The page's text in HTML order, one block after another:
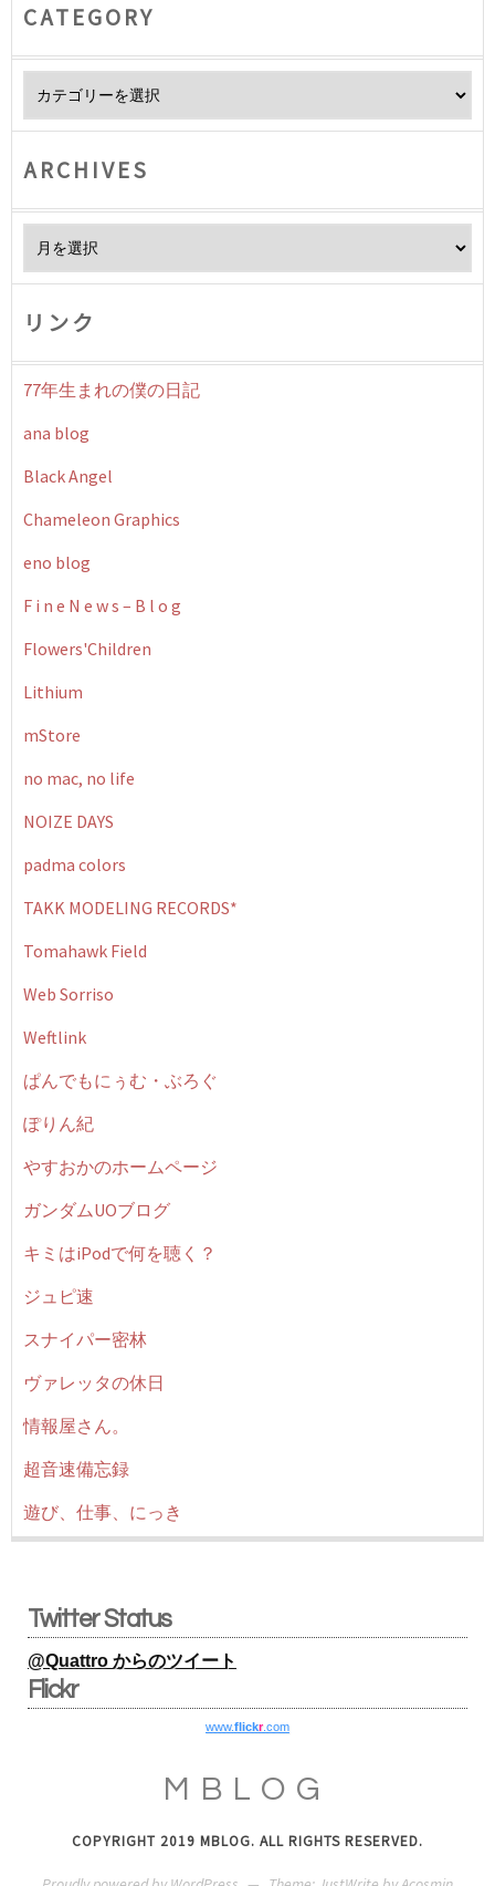
CATEGORY
ARCHIVES
リンク
77年生まれの僕の日記
ana blog
Black Angel
Chameleon Graphics
eno blog
F i n e N e w s – B l o g
Flowers'Children
Lithium
mStore
no mac, no life
NOIZE DAYS
padma colors
TAKK MODELING RECORDS*
Tomahawk Field
Web Sorriso
Weftlink
ぱんでもにぅむ・ぶろぐ
ぽりん紀
やすおかのホームページ
ガンダムUOブログ
キミはiPodで何を聴く？
ジュピ速
スナイパー密林
ヴァレッタの休日
情報屋さん。
超音速備忘録
遊び、仕事、にっき
Twitter Status
@Quattro からのツイート
Flickr
www.flickr.com
MBLOG
COPYRIGHT 2019 MBLOG. ALL RIGHTS RESERVED.